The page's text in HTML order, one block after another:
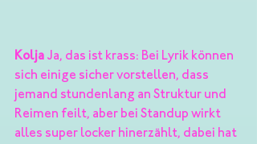
Kolja Ja, das ist krass: Bei Lyrik können
sich einige sicher vorstellen, dass
jemand stundenlang an Struktur und
Reimen feilt, aber bei Standup wirkt
alles super locker hinerzählt, dabei hat